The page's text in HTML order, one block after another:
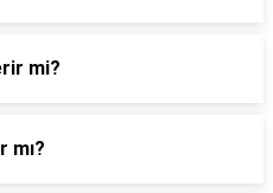
mi?
mı?